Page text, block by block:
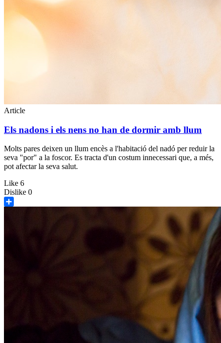
Article
Els nadons i els nens no han de dormir amb llum
Molts pares deixen un llum encès a l'habitació del nadó per reduir la
seva "por" a la foscor. Es tracta d'un costum innecessari que, a més,
pot afectar la seva salut.
Like 6
Dislike 0